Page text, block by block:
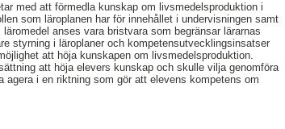
med att förmedla kunskap om livsmedelsproduktion i
som läroplanen har för innehållet i undervisningen samt
anses vara bristvara som begränsar lärarnas
styrning i läroplaner och kompetensutvecklingsinsatser
att höja kunskapen om livsmedelsproduktion.
att höja elevers kunskap och skulle vilja genomföra
i en riktning som gör att elevens kompetens om